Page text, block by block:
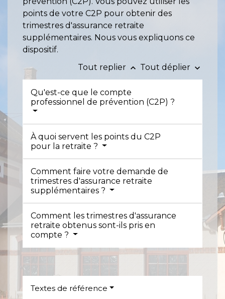
points de votre C2P pour obtenir des
trimestres d'assurance retraite
supplémentaires. Nous vous expliquons ce
dispositif.
Tout replier keyboard_arrow_up Tout déplier keyboard_arrow_down
Qu'est-ce que le compte
professionnel de prévention (C2P) ?
À quoi servent les points du C2P
pour la retraite ?
Comment faire votre demande de
trimestres d'assurance retraite
supplémentaires ?
Comment les trimestres d'assurance
retraite obtenus sont-ils pris en
compte ?
Textes de référence